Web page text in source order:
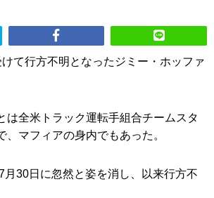
て行方不明となったジミー・ホッファ
は全米トラック運転手組合チームスタ
、マフィアの身内でもあった。
月30日に忽然と姿を消し、以来行方不